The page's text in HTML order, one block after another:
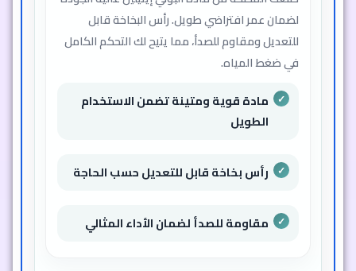
لضمان عمر افتراضي طويل. رأس البخاخة قابل
للتعديل ومقاوم للصدأ، مما يتيح لك التحكم الكامل
في ضغط المياه.
مادة قوية ومتينة تضمن الاستخدام
الطويل
رأس بخاخة قابل للتعديل حسب الحاجة
مقاومة للصدأ لضمان الأداء المثالي